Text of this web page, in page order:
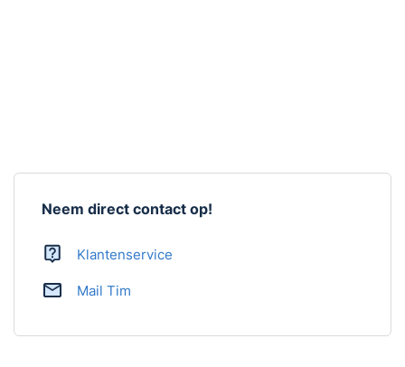
Sensor
Neem direct contact op!
Klantenservice
Mail Tim